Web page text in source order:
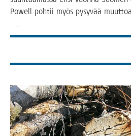
Powell poh­tii myös pysy­vää
……